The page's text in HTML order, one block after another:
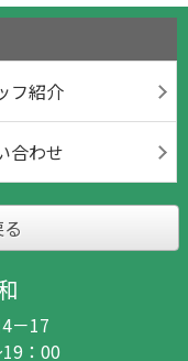
フ紹介
合わせ
－17
：00